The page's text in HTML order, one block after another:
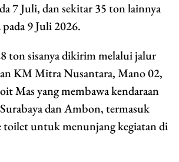
7 Juli, dan sekitar 35 ton lainnya
9 Juli 2026.
ton sisanya dikirim melalui jalur
KM Mitra Nusantara, Mano 02,
Mas yang membawa kendaraan
dan Ambon, termasuk
toilet untuk menunjang kegiatan di